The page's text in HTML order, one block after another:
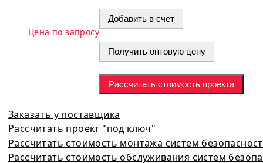
Цена по запросу
Добавить в счет
Получить оптовую цену
Рассчитать стоимость проекта
Заказать у поставщика
Рассчитать проект "под ключ"
Рассчитать стоимость монтажа систем
Рассчитать стоимость обслуживания систем